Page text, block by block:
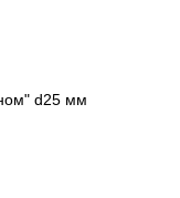
d25 мм